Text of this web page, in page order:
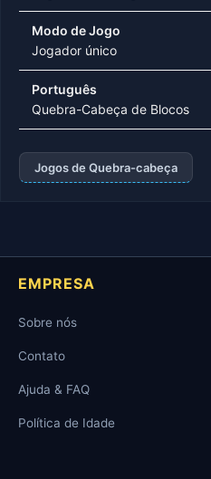
Modo de Jogo
Jogador único
Português
Quebra-Cabeça de Blocos
Jogos de Quebra-cabeça
EMPRESA
Sobre nós
Contato
Ajuda & FAQ
Política de Idade